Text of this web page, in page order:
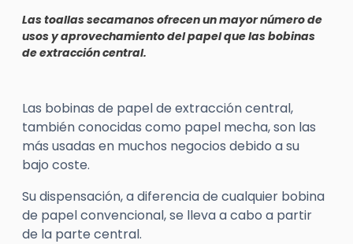
Las toallas secamanos ofrecen un mayor número de
usos y aprovechamiento del papel que las bobinas
de extracción central.
Las bobinas de papel de extracción central,
también conocidas como papel mecha, son las
más usadas en muchos negocios debido a su
bajo coste.
Su dispensación, a diferencia de cualquier bobina
de papel convencional, se lleva a cabo a partir
de la parte central.